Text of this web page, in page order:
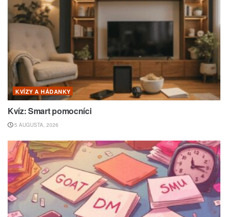
KVÍZY A HÁDANKY
Kvíz: Smart pomocníci
5 AUGUSTA, 2026